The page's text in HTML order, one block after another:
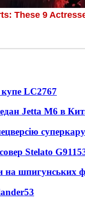
LC2767
Jetta M6 в
Stelato G9
на шпигунських
53